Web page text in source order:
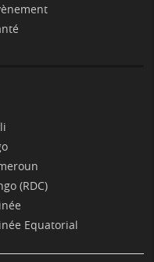
(RDC)
Equatorial